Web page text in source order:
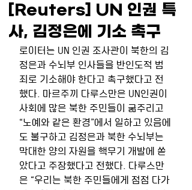
[Reuters] UN 인권 특
사, 김정은에 기소 촉구
로이터는 UN 인권 조사관이 북한의 김
정은과 수뇌부 인사들을 반인도적 범
죄로 기소해야 한다고 촉구했다고 전
했다. 마르주끼 다루스만은 UN인권이
사회에 많은 북한 주민들이 굶주리고
“노예와 같은 환경”에서 일하고 있음에
도 불구하고 김정은과 북한 수뇌부는
막대한 양의 자원을 핵무기 개발에 쏟
았다고 주장했다고 전했다. 다루스만
은 “우리는 북한 주민들에게 점점 다가